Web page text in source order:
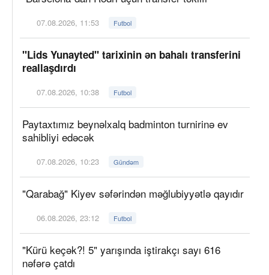
07.08.2026, 11:53 Futbol
"Lids Yunayted" tarixinin ən bahalı transferini
reallaşdırdı
07.08.2026, 10:38 Futbol
Paytaxtımız beynəlxalq badminton turnirinə ev
sahibliyi edəcək
07.08.2026, 10:23 Gündəm
"Qarabağ" Kiyev səfərindən məğlubiyyətlə qayıdır
06.08.2026, 23:12 Futbol
"Kürü keçək?! 5" yarışında iştirakçı sayı 616
nəfərə çatdı